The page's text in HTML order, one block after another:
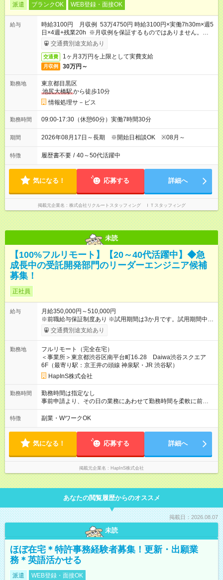
派遣 ブランクOK WEB登録・面接OK
給与
時給3100円 月収例 53万4750円 時給3100円×実働7h30m×週5
日×4週+残業20h ※月収例を保証するものではありません。※給
与即受取りサービス利用可（利用条件有）
交通費別途支給あり
交通費 1ヶ月3万円を上限として実費支給
月収例 30万円～
勤務地
東京都目黒区
池尻大橋駅から徒歩10分
情報処理サ－ビス
勤務時間 09:00-17:30（休憩60分）実働7時間30分
期間 2026年08月17日～長期 ※開始日相談OK ※08月～
特徴 履歴書不要 / 40～50代活躍中
気になる！ 応募する 詳細へ
掲載元企業名 株式会社リクルートスタッフィング ＩＴスタッフィング
未読
【100%フルリモート】【20～40代活躍中】◆急
成長中の受託開発部門のリーダーエンジニア候補
募集！
正社員
給与
月給350,000円～510,000円
※前職給与保証制度あり ※試用期間は3か月です。試用期間中で
の待遇は変わりません。 ※経験・能力等を考慮の上、加給・優
遇いたします。 ※残業代は全額支給します。 賞与は2月と8月が
交通費別途支給あり
勤務地
フルリモート（完全在宅）
＜事業所＞東京都渋谷区南平台町16₋28 Daiwa渋谷スクエア
6F（最寄り駅：京王井の頭線 神泉駅・JR 渋谷駅）
HapInS株式会社
勤務時間
勤務時間は指定なし
事前申請より、その日の業務にあわせて勤務時間を柔軟に前後
させてOKです。 例えば、午前中に用事がある場合は12時～21
時の勤務、早めに帰宅したい場合は7時～16時の勤務など柔軟に
含） 実働8時間
特徴 副業・WワークOK
気になる！ 応募する 詳細へ
掲載元企業名 HapInS株式会社
あなたの閲覧履歴からのオススメ
掲載日：2026.08.07
未読
ほぼ在宅＊特許事務経験者募集！更新・出願業
務＊英語活かせる
派遣 WEB登録・面接OK